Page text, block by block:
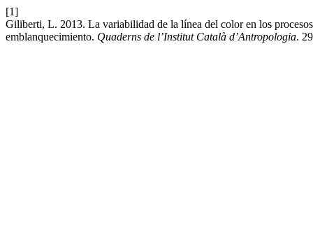
[1]
Giliberti, L. 2013. La variabilidad de la línea del color en los
emblanquecimiento. Quaderns de l’Institut Català d’Antropologia.